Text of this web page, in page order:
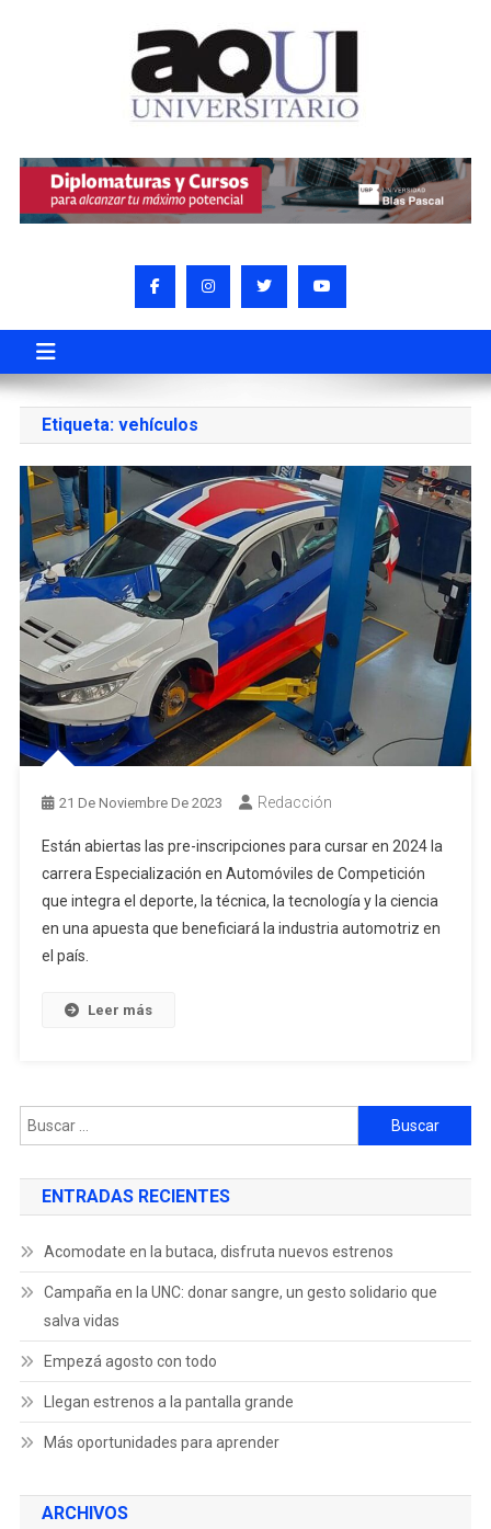
Etiqueta: vehículos
21 De Noviembre De 2023 Redacción
Están abiertas las pre-inscripciones para cursar en 2024 la
carrera Especialización en Automóviles de Competición
que integra el deporte, la técnica, la tecnología y la ciencia
en una apuesta que beneficiará la industria automotriz en
el país.
Leer más
ENTRADAS RECIENTES
Acomodate en la butaca, disfruta nuevos estrenos
Campaña en la UNC: donar sangre, un gesto solidario que
salva vidas
Empezá agosto con todo
Llegan estrenos a la pantalla grande
Más oportunidades para aprender
ARCHIVOS